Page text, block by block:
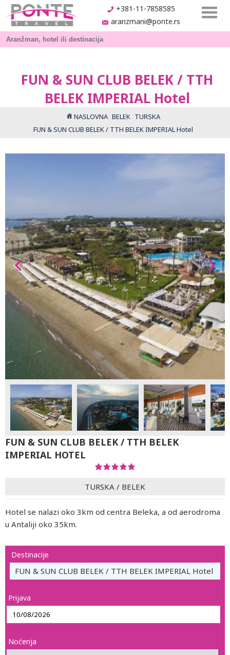
+381-11-7858585
aranzmani@ponte.rs
FUN & SUN CLUB BELEK / TTH
BELEK IMPERIAL Hotel
NASLOVNA BELEK TURSKA
FUN & SUN CLUB BELEK / TTH BELEK IMPERIAL Hotel
FUN & SUN CLUB BELEK / TTH BELEK
IMPERIAL HOTEL
TURSKA / BELEK
Hotel se nalazi oko 3km od centra Beleka, a od aerodroma
u Antaliji oko 35km.
Destinacije
FUN & SUN CLUB BELEK / TTH BELEK IMPERIAL Hotel
Prijava
Noćenja